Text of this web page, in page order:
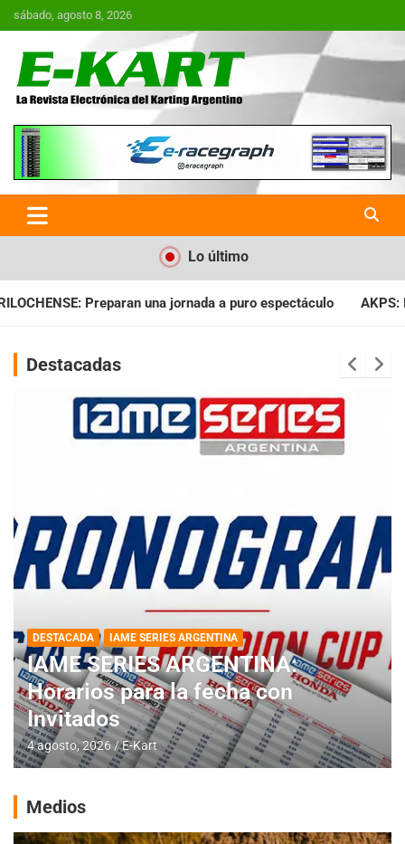
Saltar
al
sábado, agosto 8, 2026
E-Kart.com.ar | La Revista
Electrónica del Karting en
Argentina
Lo último
a puro espectáculo AKPS: Intervino la IGJ y oficializó el
Destacadas
DESTACADA IAME SERIES ARGENTINA
IAME SERIES ARGENTINA:
Horarios para la fecha con
Invitados
4 agosto, 2026 E-Kart
Medios